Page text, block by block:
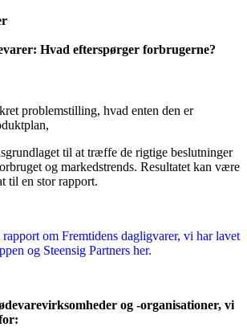
Hvad efterspørger forbrugerne?
problemstilling, hvad enten den er
til at træffe de rigtige beslutninger
og markedstrends. Resultatet kan være
til en stor rapport.
rapport om Fremtidens dagligvarer, vi har lavet
og Steensig Partners her.
og -organisationer, vi